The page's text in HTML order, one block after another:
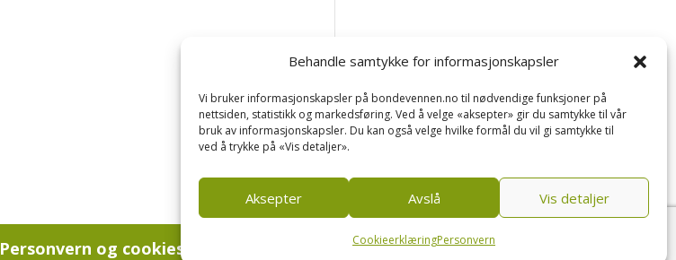
Behandle samtykke for informasjonskapsler
Vi bruker informasjonskapsler på bondevennen.no til nødvendige funksjoner på
nettsiden, statistikk og markedsføring. Ved å velge «aksepter» gir du samtykke til vår
bruk av informasjonskapsler. Du kan også velge hvilke formål du vil gi samtykke til
ved å trykke på «Vis detaljer».
Aksepter Avslå Vis detaljer
CookieerklæringPersonvern
Personvern og cookies regler